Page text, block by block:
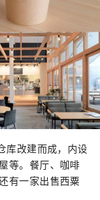
库改建而成，内设
等。餐厅、咖啡
有一家出售西粟